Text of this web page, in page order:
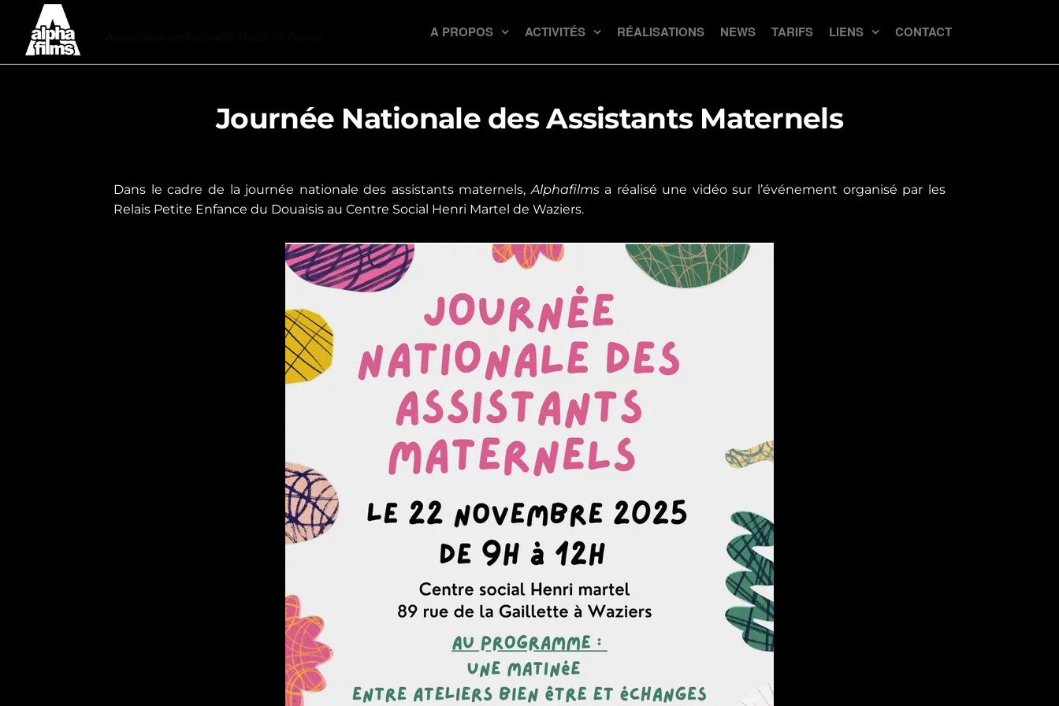
A PROPOS ACTIVITÉS RÉALISATIONS NEWS TARIFS LIENS CONTACT
Journée Nationale des Assistants Maternels
Dans le cadre de la journée nationale des assistants maternels,Alphafilmsa réalisé une vidéo sur l’événement organisé par les
Relais Petite Enfance du Douaisis au Centre Social Henri Martel de Waziers.